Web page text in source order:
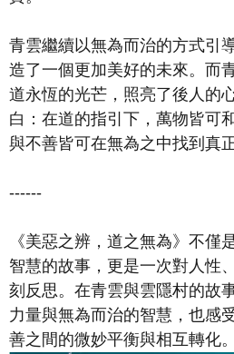
青雲繼續以無為而治的方式引
造了一個更加美好的未來。而
道永恆的光芒，照亮了後人的
白：在道的指引下，萬物皆可
與不善皆可在無為之中找到真
------
《美惡之辨，道之無為》不僅
智慧的故事，更是一次對人性
刻反思。在青雲與雲隱村的故
力量與無為而治的智慧，也感
善之間的微妙平衡與相互轉化。